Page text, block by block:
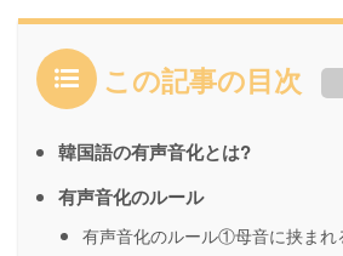
この記事の目次
韓国語の有声音化とは?
有声音化のルール
有声音化のルール①母音に挟まれ